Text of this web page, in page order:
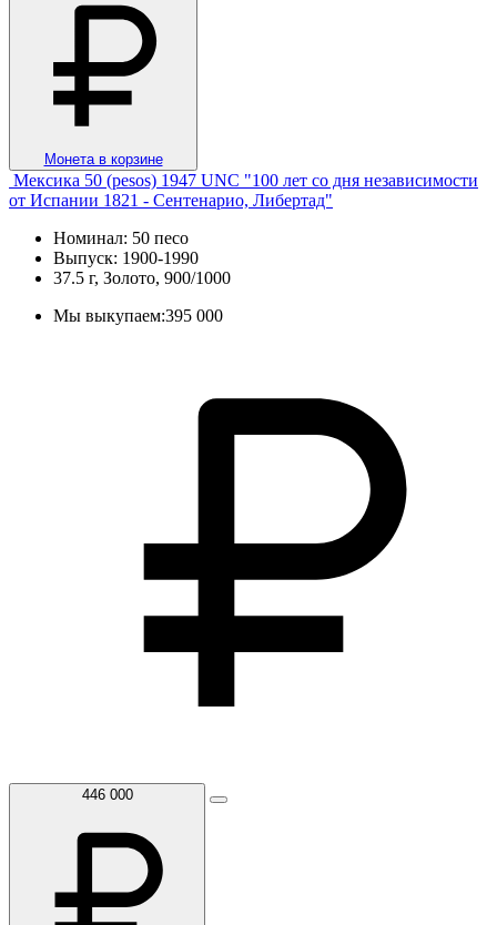
Монета в корзине
Мексика 50 (pesos) 1947 UNC "100 лет со дня независимости
от Испании 1821 - Сентенарио, Либертад"
Номинал: 50 песо
Выпуск: 1900-1990
37.5 г, Золото, 900/1000
Мы выкупаем:395 000
446 000